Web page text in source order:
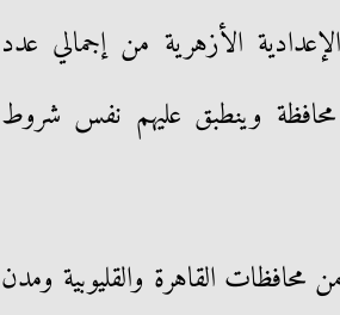
الإعدادية الأزهرية من إجمالي عدد
وينطبق عليهم نفس شروط
محافظات القاهرة والقليوبية ومدن